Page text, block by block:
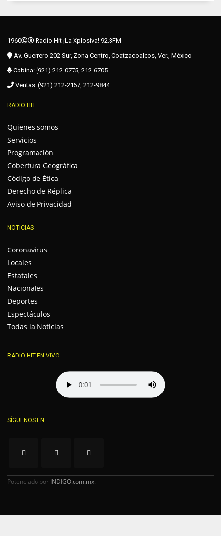
1960
Radio Hit ¡La Xplosiva! 92.3FM
Av. Guerrero 202 Sur, Zona Centro, Coatzacoalcos, Ver., México
Cabina: (921) 212-0775, 212-6705
Ventas: (921) 212-2167, 212-9844
RADIO HIT
Quienes somos
Servicios
Programación
Cobertura Geográfica
Código de Ética
Derecho de Réplica
Aviso de Privacidad
NOTICIAS
Coronavirus
Locales
Estatales
Nacionales
Deportes
Espectáculos
Todas la Noticias
RADIO HIT EN VIVO
SÍGUENOS EN
Potenciado por INDIGO.com.mx.